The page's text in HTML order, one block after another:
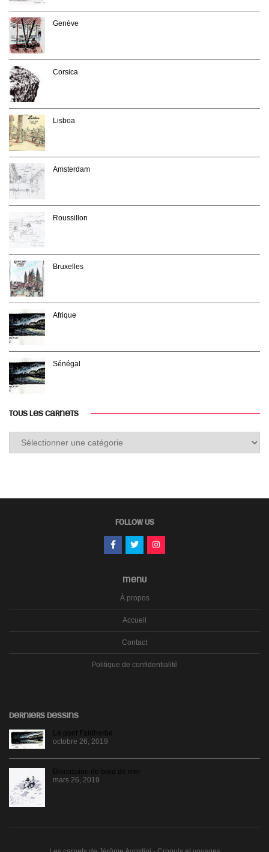
Genève
Corsica
Lisboa
Amsterdam
Roussillon
Bruxelles
Afrique
Sénégal
TOUS LES CARNETS
FOLLOW US
MENU
À propos
Accueil
Contact
Politique de confidentialité
DERNIERS DESSINS
Le pont Faidherbe
octobre 26, 2019
Discussion de bord de mer
mars 26, 2019